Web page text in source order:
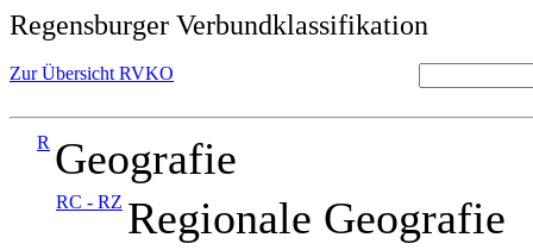
Regensburger Verbundklassifikation
Zur Übersicht RVKO
R Geografie
RC - RZ Regionale Geografie